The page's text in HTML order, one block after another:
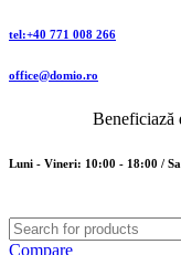
tel:+40 771 008 266
office@domio.ro
Beneficiază
Luni - Vineri: 10:00 - 18:00 /
Compare